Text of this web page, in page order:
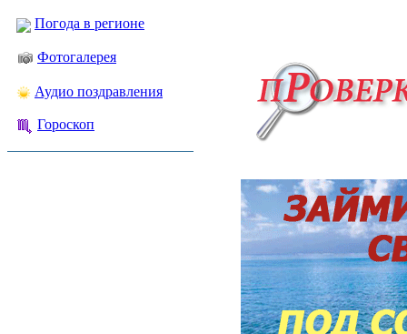
Погода в регионе
Фотогалерея
Аудио поздравления
Гороскоп